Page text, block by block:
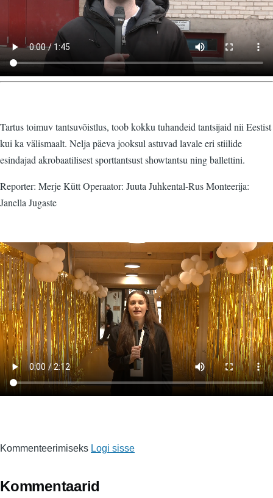
Tartus toimuv tantsuvõistlus, toob kokku tuhandeid tantsijaid nii Eestist
kui ka välismaalt. Nelja päeva jooksul astuvad lavale eri stiilide
esindajad akrobaatilisest sporttantsust showtantsu ning ballettini.
Reporter: Merje Kütt Operaator: Juuta Juhkental-Rus Monteerija:
Janella Jugaste
Video
fail
Kommenteerimiseks Logi sisse
Kommentaarid